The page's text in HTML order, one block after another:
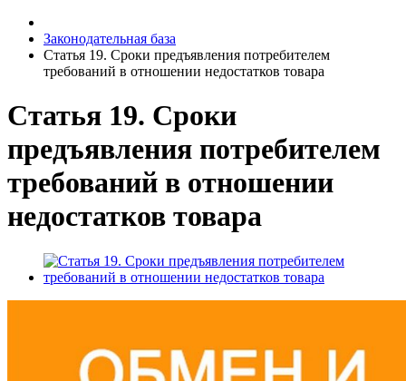
Законодательная база
Статья 19. Сроки предъявления потребителем
требований в отношении недостатков товара
Статья 19. Сроки
предъявления потребителем
требований в отношении
недостатков товара